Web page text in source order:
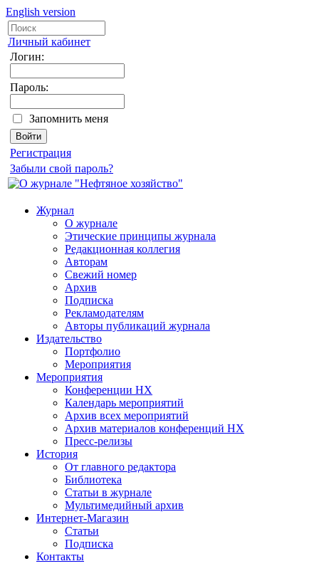
English version
Личный кабинет
Логин:
Пароль:
Запомнить меня
Регистрация
Забыли свой пароль?
Журнал
О журнале
Этические принципы журнала
Редакционная коллегия
Авторам
Свежий номер
Архив
Подписка
Рекламодателям
Авторы публикаций журнала
Издательство
Портфолио
Мероприятия
Мероприятия
Конференции НХ
Календарь мероприятий
Архив всех мероприятий
Архив материалов конференций НХ
Пресс-релизы
История
От главного редактора
Библиотека
Статьи в журнале
Мультимедийный архив
Интернет-Магазин
Статьи
Подписка
Контакты